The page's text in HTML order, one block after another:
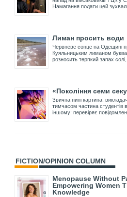
Намагання подати цей
Лиман просить води
Червневе сонце на Одещині
Куяльницьким лиманом
розносить терпкий запах солі,
«Покоління семи
Звична нині картина:
тимчасом частина студентів
іншому: перевіряє
FICTION/OPINION COLUMN
Menopause Without
Empowering Women
Knowledge